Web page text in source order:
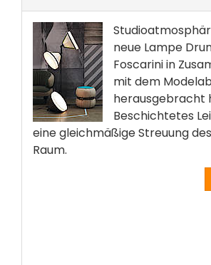
neue Lampe
Foscarini in
mit dem
herausgebracht
Beschichtetes
eine gleichmäßige Streuung
Raum.